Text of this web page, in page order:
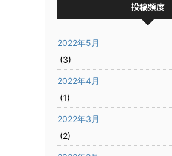
投稿頻度
2022年5月
(3)
2022年4月
(1)
2022年3月
(2)